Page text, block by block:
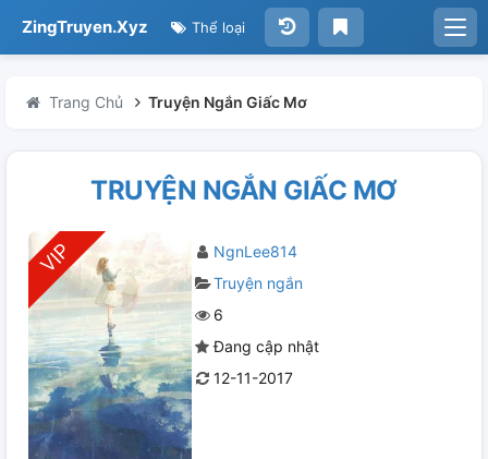
ZingTruyen.Xyz Thể loại
Trang Chủ Truyện Ngắn Giấc Mơ
TRUYỆN NGẮN GIẤC MƠ
NgnLee814
Truyện ngắn
6
Đang cập nhật
12-11-2017